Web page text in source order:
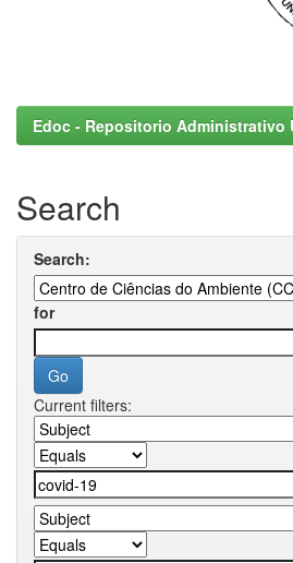
Edoc - Repositorio Administrativo
Search
Search:
for
Current filters: